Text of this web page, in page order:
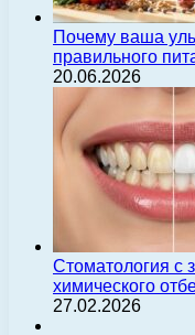
Почему ваша
правильного
20.06.2026
Стоматология с
химического
27.02.2026